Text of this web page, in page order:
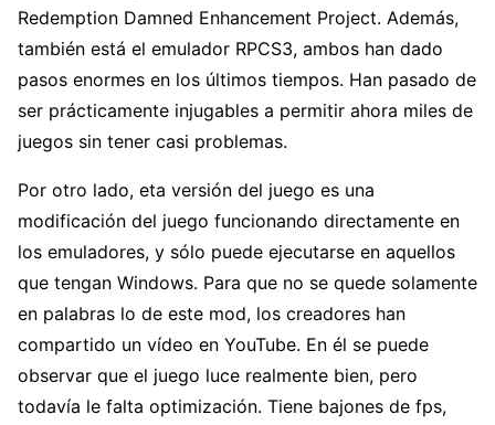
Redemption Damned Enhancement Project. Además,
también está el emulador RPCS3, ambos han dado
pasos enormes en los últimos tiempos. Han pasado de
ser prácticamente injugables a permitir ahora miles de
juegos sin tener casi problemas.
Por otro lado, eta versión del juego es una
modificación del juego funcionando directamente en
los emuladores, y sólo puede ejecutarse en aquellos
que tengan Windows. Para que no se quede solamente
en palabras lo de este mod, los creadores han
compartido un vídeo en YouTube. En él se puede
observar que el juego luce realmente bien, pero
todavía le falta optimización. Tiene bajones de fps,